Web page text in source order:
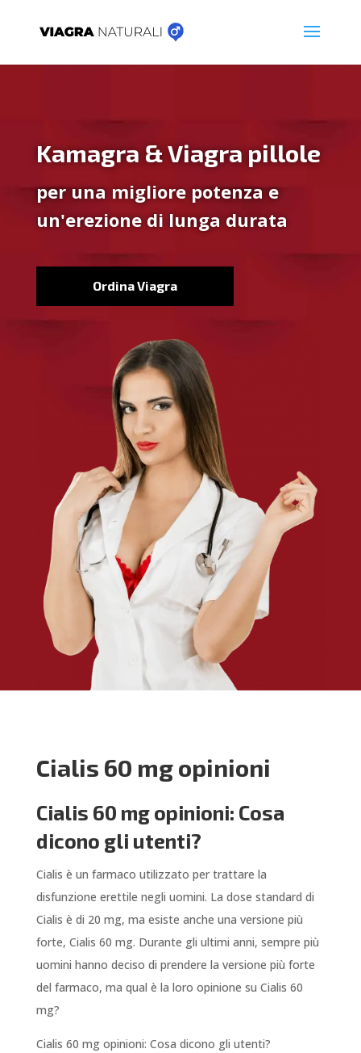
Kamagra & Viagra pillole
per una migliore potenza e
un'erezione di lunga durata
Ordina Viagra
Cialis 60 mg opinioni
Cialis 60 mg opinioni: Cosa
dicono gli utenti?
Cialis è un farmaco utilizzato per trattare la
disfunzione erettile negli uomini. La dose standard di
Cialis è di 20 mg, ma esiste anche una versione più
forte, Cialis 60 mg. Durante gli ultimi anni, sempre più
uomini hanno deciso di prendere la versione più forte
del farmaco, ma qual è la loro opinione su Cialis 60
mg?
Cialis 60 mg opinioni: Cosa dicono gli utenti?